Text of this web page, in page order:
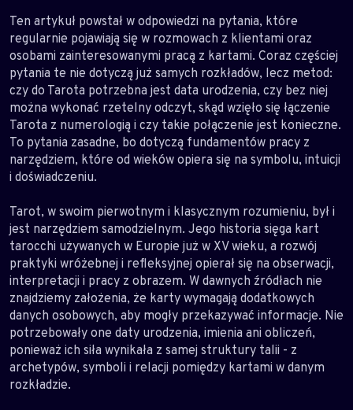
Ten artykuł powstał w odpowiedzi na pytania, które
regularnie pojawiają się w rozmowach z klientami oraz
osobami zainteresowanymi pracą z kartami. Coraz częściej
pytania te nie dotyczą już samych rozkładów, lecz metod:
czy do Tarota potrzebna jest data urodzenia, czy bez niej
można wykonać rzetelny odczyt, skąd wzięło się łączenie
Tarota z numerologią i czy takie połączenie jest konieczne.
To pytania zasadne, bo dotyczą fundamentów pracy z
narzędziem, które od wieków opiera się na symbolu, intuicji
i doświadczeniu.
Tarot, w swoim pierwotnym i klasycznym rozumieniu, był i
jest narzędziem samodzielnym. Jego historia sięga kart
tarocchi używanych w Europie już w XV wieku, a rozwój
praktyki wróżebnej i refleksyjnej opierał się na obserwacji,
interpretacji i pracy z obrazem. W dawnych źródłach nie
znajdziemy założenia, że karty wymagają dodatkowych
danych osobowych, aby mogły przekazywać informacje. Nie
potrzebowały one daty urodzenia, imienia ani obliczeń,
ponieważ ich siła wynikała z samej struktury talii - z
archetypów, symboli i relacji pomiędzy kartami w danym
rozkładzie.